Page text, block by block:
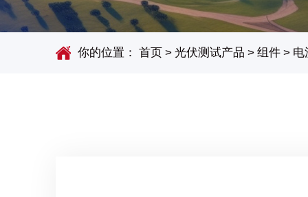
你的位置： 首页 > 光伏测试产品 > 组件 > 电